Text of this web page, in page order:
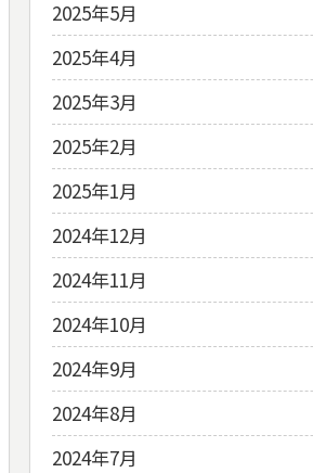
2025年5月
2025年4月
2025年3月
2025年2月
2025年1月
2024年12月
2024年11月
2024年10月
2024年9月
2024年8月
2024年7月